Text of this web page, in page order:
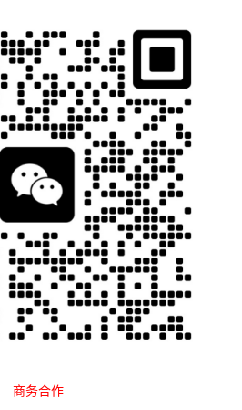
源云ERP
合作
指南
08-06
ERP是什么？好用靠谱吗？套餐
一个月？
商务合作